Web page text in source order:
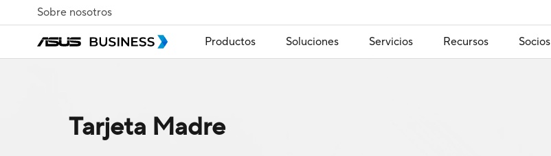
Sobre nosotros
Productos Soluciones Servicios Recursos Socios
Tarjeta Madre